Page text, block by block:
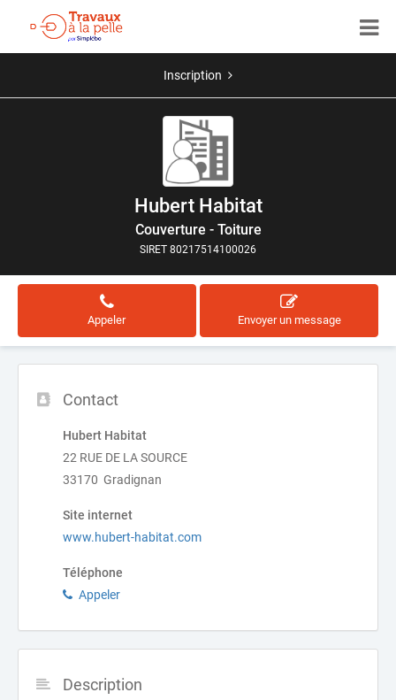
Inscription
Hubert Habitat
Couverture - Toiture
SIRET 80217514100026
Appeler Envoyer un message
Contact
Hubert Habitat
22 RUE DE LA SOURCE
33170 Gradignan
Site internet
www.hubert-habitat.com
Téléphone
Appeler
Description